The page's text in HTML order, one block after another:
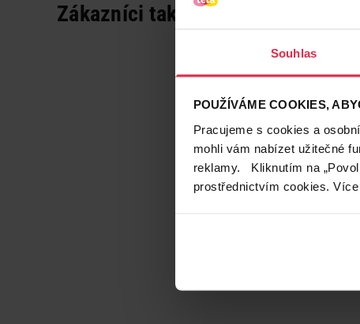
Souhlas
POUŽÍVÁME COOKIES,
Pracujeme s cookies a
mohli vám nabízet užitečné
reklamy. Kliknutím na
prostřednictvím cookies.
Zákazníci také často nakupují